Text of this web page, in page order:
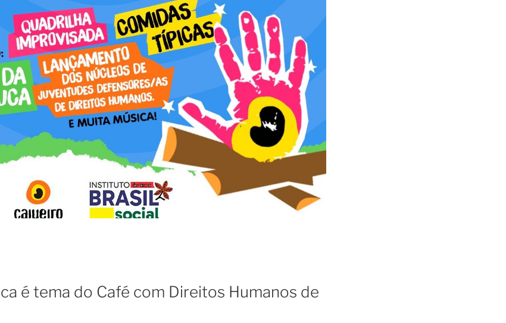
é tema do Café com Direitos Humanos de